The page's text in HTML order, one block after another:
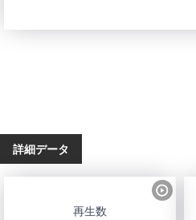
詳細データ
再生数